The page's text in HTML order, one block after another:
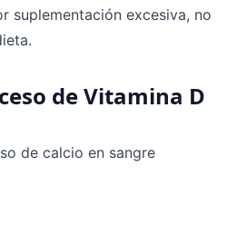
suplementación excesiva, no
de Vitamina D
de calcio en sangre